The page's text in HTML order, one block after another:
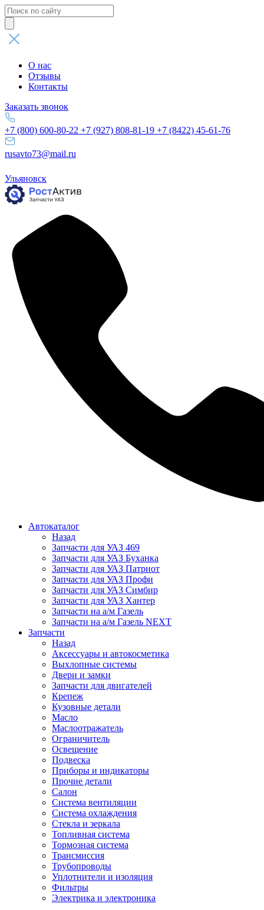
Поиск
товаров
О нас
Отзывы
Контакты
Заказать звонок
+7 (800) 600-80-22 +7 (927) 808-81-19 +7 (8422) 45-61-76
rusavto73@mail.ru
Ульяновск
Автокаталог
Назад
Запчасти для УАЗ 469
Запчасти для УАЗ Буханка
Запчасти для УАЗ Патриот
Запчасти для УАЗ Профи
Запчасти для УАЗ Симбир
Запчасти для УАЗ Хантер
Запчасти на а/м Газель
Запчасти на а/м Газель NEXT
Запчасти
Назад
Аксессуары и автокосметика
Выхлопные системы
Двери и замки
Запчасти для двигателей
Крепеж
Кузовные детали
Масло
Маслоотражатель
Ограничитель
Освещение
Подвеска
Приборы и индикаторы
Прочие детали
Салон
Система вентиляции
Система охлаждения
Стекла и зеркала
Топливная система
Тормозная система
Трансмиссия
Трубопроводы
Уплотнители и изоляция
Фильтры
Электрика и электроника